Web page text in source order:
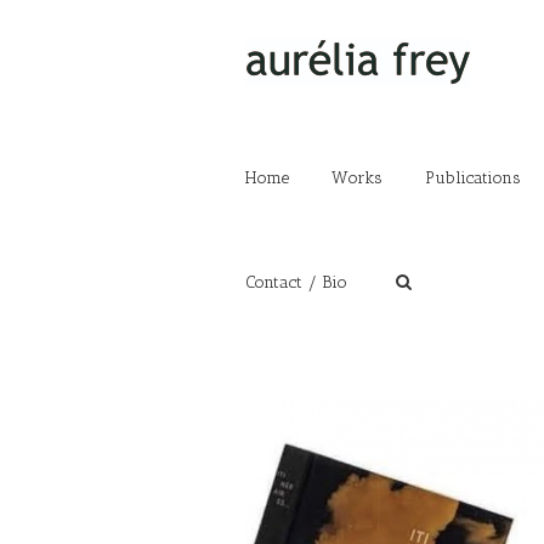
Home Works Publications
Contact / Bio